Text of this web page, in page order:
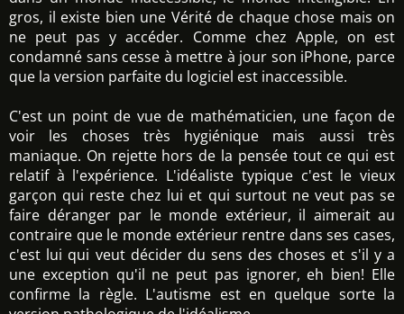
gros, il existe bien une Vérité de chaque chose mais on
ne peut pas y accéder. Comme chez Apple, on est
condamné sans cesse à mettre à jour son iPhone, parce
que la version parfaite du logiciel est inaccessible.
C'est un point de vue de mathématicien, une façon de
voir les choses très hygiénique mais aussi très
maniaque. On rejette hors de la pensée tout ce qui est
relatif à l'expérience. L'idéaliste typique c'est le vieux
garçon qui reste chez lui et qui surtout ne veut pas se
faire déranger par le monde extérieur, il aimerait au
contraire que le monde extérieur rentre dans ses cases,
c'est lui qui veut décider du sens des choses et s'il y a
une exception qu'il ne peut pas ignorer, eh bien! Elle
confirme la règle. L'autisme est en quelque sorte la